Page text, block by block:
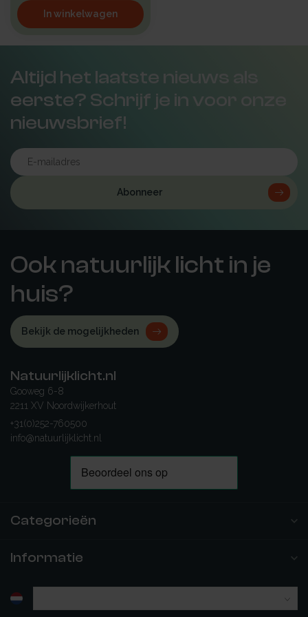
In winkelwagen
Altijd het laatste nieuws als
eerste? Schrijf je in voor onze
nieuwsbrief!
Abonneer
Ook natuurlijk licht in je
huis?
Bekijk de mogelijkheden
Natuurlijklicht.nl
Gooweg 6-8
2211 XV Noordwijkerhout
+31(0)252-760500
info@natuurlijklicht.nl
Categorieën
Informatie